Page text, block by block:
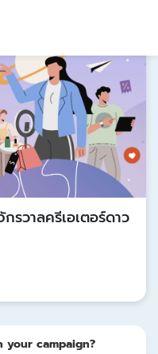
Check your
รวาลครีเอเตอร์ดาว
your campaign?